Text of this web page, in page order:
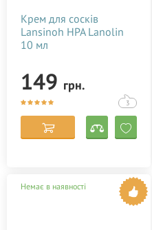
Крем для сосків
Lansinoh HPA Lanolin
10 мл
149 грн.
3
Немає в наявності